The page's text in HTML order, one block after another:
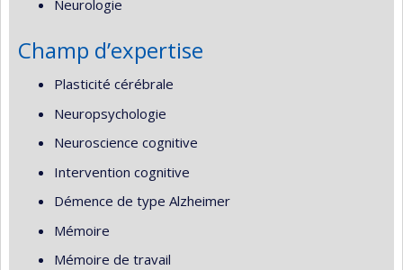
Neurologie
Champ d’expertise
Plasticité cérébrale
Neuropsychologie
Neuroscience cognitive
Intervention cognitive
Démence de type Alzheimer
Mémoire
Mémoire de travail